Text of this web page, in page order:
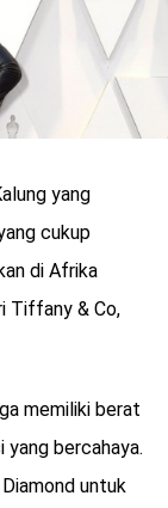
yang
cukup
di Afrika
Tiffany & Co,
memiliki berat
yang bercahaya.
untuk